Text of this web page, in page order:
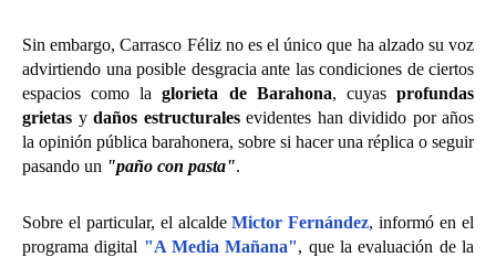
Sin embargo, Carrasco Féliz no es el único que ha alzado su voz
advirtiendo una posible desgracia ante las condiciones de ciertos
espacios como laglorieta de Barahona, cuyasprofundas
grietas y daños estructuralesevidentes han dividido por años
la opinión pública barahonera, sobre si hacer una réplica o seguir
pasando un "paño con pasta".
Sobre el particular, el alcaldeMictor Fernández, informó en el
programa digital "A Media Mañana", que la evaluación de la